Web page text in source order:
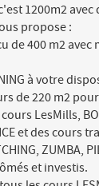
1200m2 avec
propose :
de 400 m2 avec
à votre
de 220 m2
LesMills,
et des cours
ZUMBA,
et investis.